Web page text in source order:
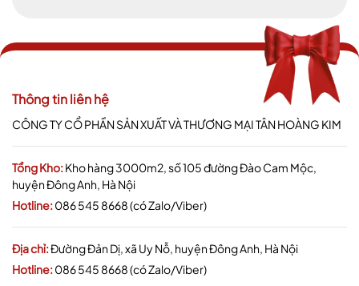
Thông tin liên hệ
CÔNG TY CỔ PHẦN SẢN XUẤT VÀ THƯƠNG MẠI TÂN HOÀNG KIM
Tổng Kho:Kho hàng 3000m2, số 105 đường Đào Cam Mộc,
huyện Đông Anh, Hà Nội
Hotline:086 545 8668 (có Zalo/Viber)
Địa chỉ:Đường Đản Dị, xã Uy Nỗ, huyện Đông Anh, Hà Nội
Hotline:086 545 8668 (có Zalo/Viber)